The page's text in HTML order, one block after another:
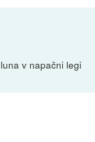
v napačni legi